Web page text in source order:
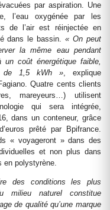
par aspiration. Une
l’eau oxygénée par les
de l’air est réinjectée en
dans le bassin.« On peut
la même eau pendant
un coût énergétique faible,
de 1,5 kWh », explique
Quatre cents clients
mareyeurs…) utilisent
qui sera intégrée,
dans un conteneur, grâce
prêté par Bpifrance.
« voyageront » dans des
et non plus dans
en polystyrène.
des conditions les plus
milieu naturel constitue
de qualité qu’une marque